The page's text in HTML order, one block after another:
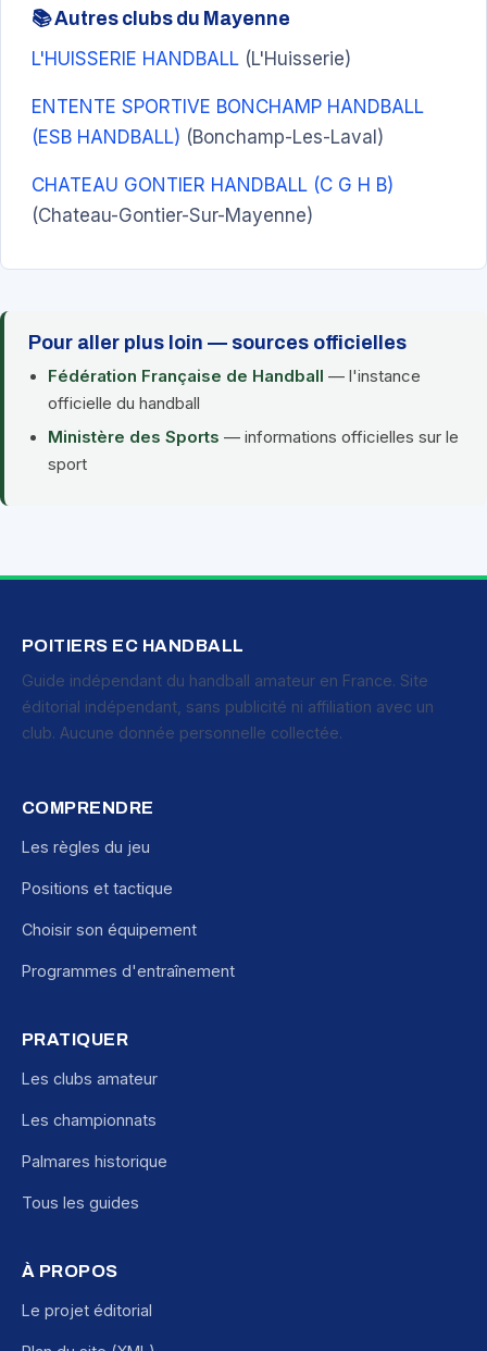
📚 Autres clubs du Mayenne
L'HUISSERIE HANDBALL (L'Huisserie)
ENTENTE SPORTIVE BONCHAMP HANDBALL
(ESB HANDBALL) (Bonchamp-Les-Laval)
CHATEAU GONTIER HANDBALL (C G H B)
(Chateau-Gontier-Sur-Mayenne)
Pour aller plus loin — sources officielles
Fédération Française de Handball — l'instance
officielle du handball
Ministère des Sports — informations officielles sur le
sport
POITIERS EC HANDBALL
Guide indépendant du handball amateur en France. Site
éditorial indépendant, sans publicité ni affiliation avec un
club. Aucune donnée personnelle collectée.
COMPRENDRE
Les règles du jeu
Positions et tactique
Choisir son équipement
Programmes d'entraînement
PRATIQUER
Les clubs amateur
Les championnats
Palmares historique
Tous les guides
À PROPOS
Le projet éditorial